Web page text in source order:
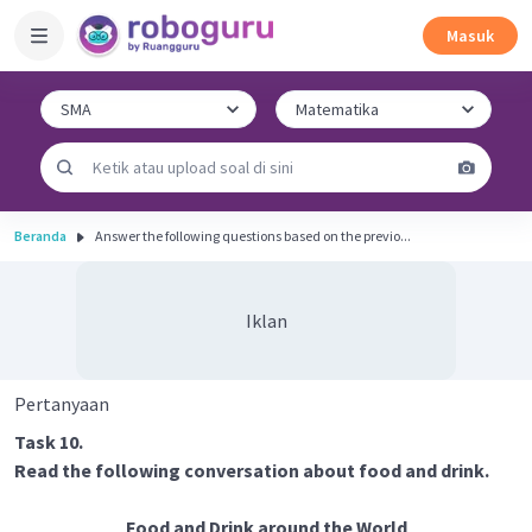
Masuk
Beranda Answer the following questions based on the previo...
Iklan
Pertanyaan
Task 10.
Read the following conversation about food and drink.
Food and Drink around the World